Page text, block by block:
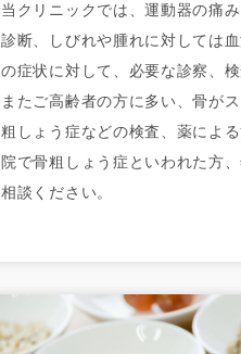
当クリニックでは、運動器の痛
診断、しびれや腫れに対しては
の症状に対して、必要な診察、
またご高齢者の方に多い、骨が
粗しょう症などの検査、薬によ
院で骨粗しょう症といわれた方
相談ください。